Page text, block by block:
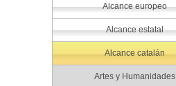
Alcance europeo
Alcance estatal
Alcance catalán
Artes y Humanidades